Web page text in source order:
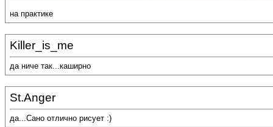
на практике
Killer_is_me
да ниче так...каширно
St.Anger
да...Сано отлично рисует :)